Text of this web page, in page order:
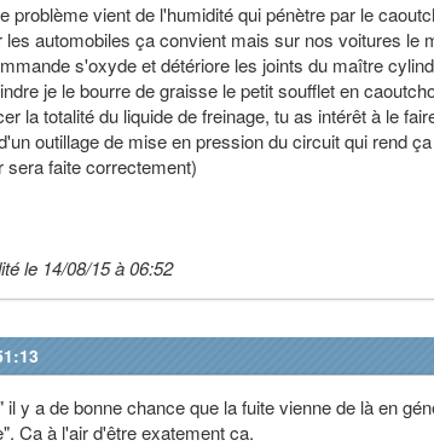
problème vient de l'humidité qui pénètre par le
les automobiles ça convient mais sur nos voitures le
s'oxyde et détériore les joints du maître
je le bourre de graisse le petit soufflet en
la totalité du liquide de freinage, tu as intérêt à le
outillage de mise en pression du circuit qui rend
sera faite correctement)
le 14/08/15 à 06:52
il y a de bonne chance que la fuite vienne de là en
Ca à l'air d'être exatement ca.